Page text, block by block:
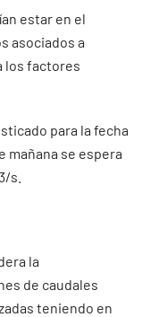
estar en el
asociados a
los factores
para la fecha
mañana se espera
s.
la
de caudales
teniendo en